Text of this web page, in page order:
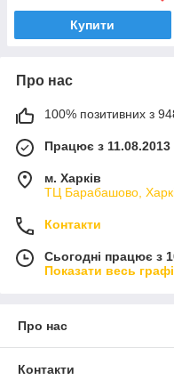
Купити
Про нас
100% позитивних з 948
Працює з 11.08.2013
м. Харків
ТЦ Барабашово,
Контакти
Сьогодні працює з
Показати весь
Про нас
Контакти